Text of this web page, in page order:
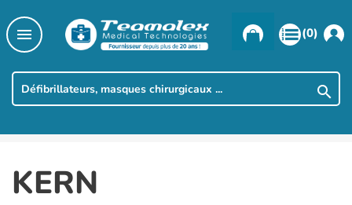
 (0)

KERN